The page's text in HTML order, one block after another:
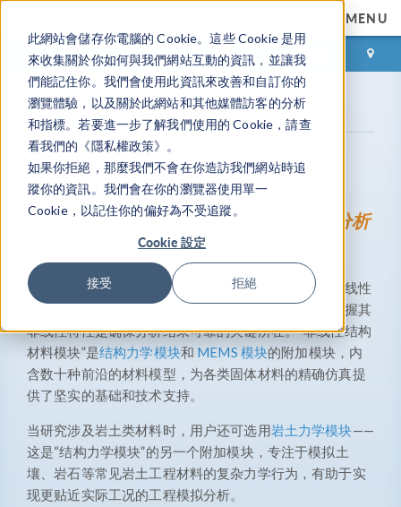
此網站會儲存你電腦的 Cookie。這些 Cookie 是用
來收集關於你如何與我們網站互動的資訊，並讓我
們能記住你。我們會使用此資訊來改善和自訂你的
瀏覽體驗，以及關於此網站和其他媒體訪客的分析
和指標。若要進一步了解我們使用的 Cookie，請查
看我們的《隱私權政策》。
如果你拒絕，那麼我們不會在你造訪我們網站時追
蹤你的資訊。我們會在你的瀏覽器使用單一
Cookie，以記住你的偏好為不受追蹤。
Cookie 設定
接受 拒絕
MENU
登录 咨询与购买
产品库 结构力学模块非线性结构材料模块
非线性结构材料模块
丰富的非线性材料模型，全面提升结构分析
在工程实践中，许多材料在高应力/应变下会表现出非线性
应力-应变关系。对于由这类材料制成的结构，精准把握其
非线性特性是确保分析结果可靠的关键所在。“非线性结构
材料模块”是结构力学模块和 MEMS 模块的附加模块，内
含数十种前沿的材料模型，为各类固体材料的精确仿真提
供了坚实的基础和技术支持。
当研究涉及岩土类材料时，用户还可选用岩土力学模块——
这是“结构力学模块”的另一个附加模块，专注于模拟土
壤、岩石等常见岩土工程材料的复杂力学行为，有助于实
现更贴近实际工况的工程模拟分析。